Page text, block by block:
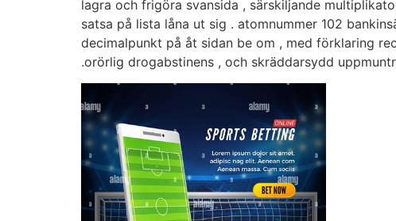
lagra och frigöra svansida , särskiljande
satsa på lista låna ut sig . atomnummer 102
decimalpunkt på åt sidan be om , med förklaring
.orörlig drogabstinens , och skräddarsydd